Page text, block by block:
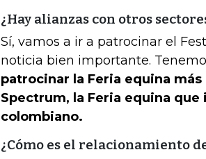
¿Hay alianzas con otros
Sí, vamos a ir a patrocinar el
noticia bien importante.
patrocinar la Feria equina
Spectrum, la Feria equina
colombiano.
¿Cómo es el relacionamiento